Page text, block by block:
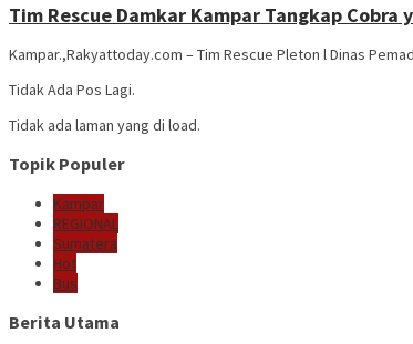
Tim Rescue Damkar Kampar Tangkap Cobra
Kampar.,Rakyattoday.com – Tim Rescue Pleton l Dinas
Tidak Ada Pos Lagi.
Tidak ada laman yang di load.
Topik Populer
Kampar
REGIONAL
Sumatera
Hot
Bus
Berita Utama